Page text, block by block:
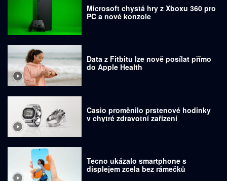
Microsoft chystá hry z Xboxu 360 pro
PC a nové konzole
Data z Fitbitu lze nově posílat přímo
do Apple Health
Casio proměnilo prstenové hodinky
v chytré zdravotní zařízení
Tecno ukázalo smartphone s
displejem zcela bez rámečků